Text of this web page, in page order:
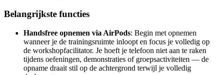
Belangrijkste functies
Handsfree opnemen via AirPods: Begin met opnemen
wanneer je de trainingsruimte inloopt en focus je volledig op
de workshopfacilitator. Je hoeft je telefoon niet aan te raken
tijdens oefeningen, demonstraties of groepsactiviteiten — de
opname draait stil op de achtergrond terwijl je volledig